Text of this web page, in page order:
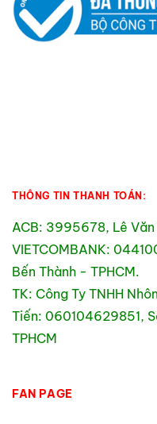
THÔNG TIN THANH TOÁN:
ACB: 3995678, Lê
VIETCOMBANK:
Bến Thành - TPHCM.
TK: Công Ty TNHH
Tiến: 060104629851,
TPHCM
FAN PAGE